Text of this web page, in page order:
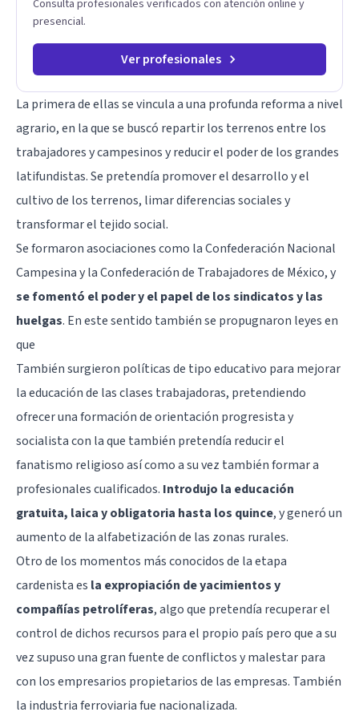
Consulta profesionales verificados con atención online y
presencial.
Ver profesionales
La primera de ellas se vincula a una profunda reforma a nivel
agrario, en la que se buscó repartir los terrenos entre los
trabajadores y campesinos y reducir el poder de los grandes
latifundistas. Se pretendía promover el desarrollo y el
cultivo de los terrenos, limar diferencias sociales y
transformar el tejido social.
Se formaron asociaciones como la Confederación Nacional
Campesina y la Confederación de Trabajadores de México, y
se fomentó el poder y el papel de los sindicatos y las
huelgas. En este sentido también se propugnaron leyes en
que
También surgieron políticas de tipo educativo para mejorar
la educación de las clases trabajadoras, pretendiendo
ofrecer una formación de orientación progresista y
socialista con la que también pretendía reducir el
fanatismo religioso así como a su vez también formar a
profesionales cualificados. Introdujo la educación
gratuita, laica y obligatoria hasta los quince, y generó un
aumento de la alfabetización de las zonas rurales.
Otro de los momentos más conocidos de la etapa
cardenista es la expropiación de yacimientos y
compañías petrolíferas, algo que pretendía recuperar el
control de dichos recursos para el propio país pero que a su
vez supuso una gran fuente de conflictos y malestar para
con los empresarios propietarios de las empresas. También
la industria ferroviaria fue nacionalizada.